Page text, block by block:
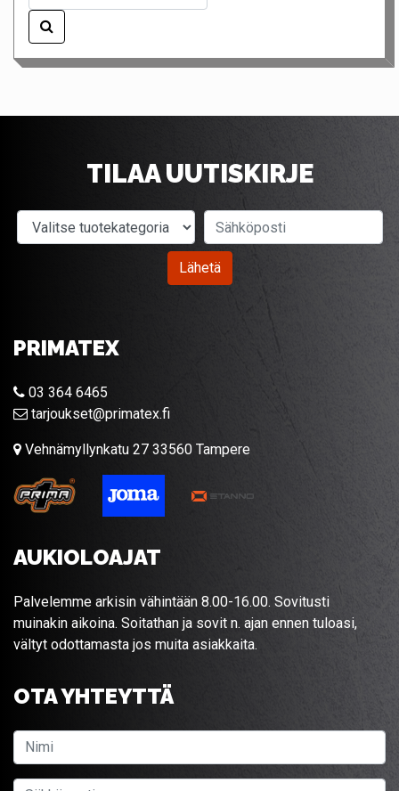
TILAA UUTISKIRJE
Valitse tuotekategoria
Lähetä
PRIMATEX
03 364 6465
tarjoukset@primatex.fi
Vehnämyllynkatu 27 33560 Tampere
AUKIOLOAJAT
Palvelemme arkisin vähintään 8.00-16.00. Sovitusti
muinakin aikoina. Soitathan ja sovit n. ajan ennen tuloasi,
vältyt odottamasta jos muita asiakkaita.
OTA YHTEYTTÄ